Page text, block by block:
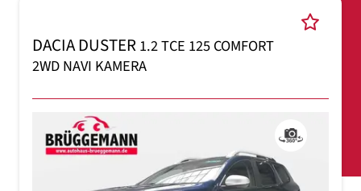
DACIA DUSTER1.2 TCE 125 COMFORT
2WD NAVI KAMERA